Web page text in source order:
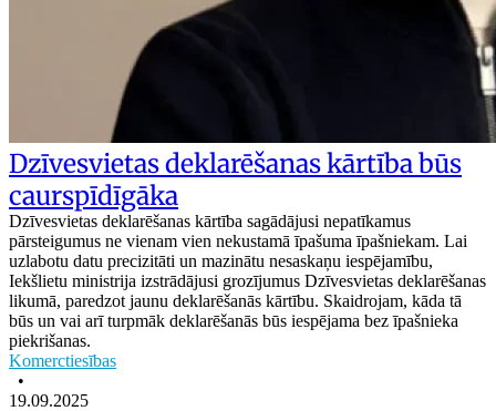
Dzīvesvietas deklarēšanas kārtība būs
caurspīdīgāka
Dzīvesvietas deklarēšanas kārtība sagādājusi nepatīkamus
pārsteigumus ne vienam vien nekustamā īpašuma īpašniekam. Lai
uzlabotu datu precizitāti un mazinātu nesaskaņu iespējamību,
Iekšlietu ministrija izstrādājusi grozījumus Dzīvesvietas deklarēšanas
likumā, paredzot jaunu deklarēšanās kārtību. Skaidrojam, kāda tā
būs un vai arī turpmāk deklarēšanās būs iespējama bez īpašnieka
piekrišanas.
Komerctiesības
•
19.09.2025